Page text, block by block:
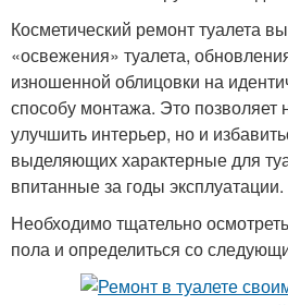
Косметический ремонт туалета
«освежения» туалета,
изношенной облицовки на
способу монтажа. Это позволяет
улучшить интерьер, но и
выделяющих характерные для
впитанные за годы эксплуатации.
Необходимо тщательно
пола и определиться со